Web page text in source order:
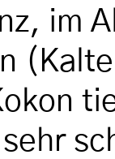
im
sehr